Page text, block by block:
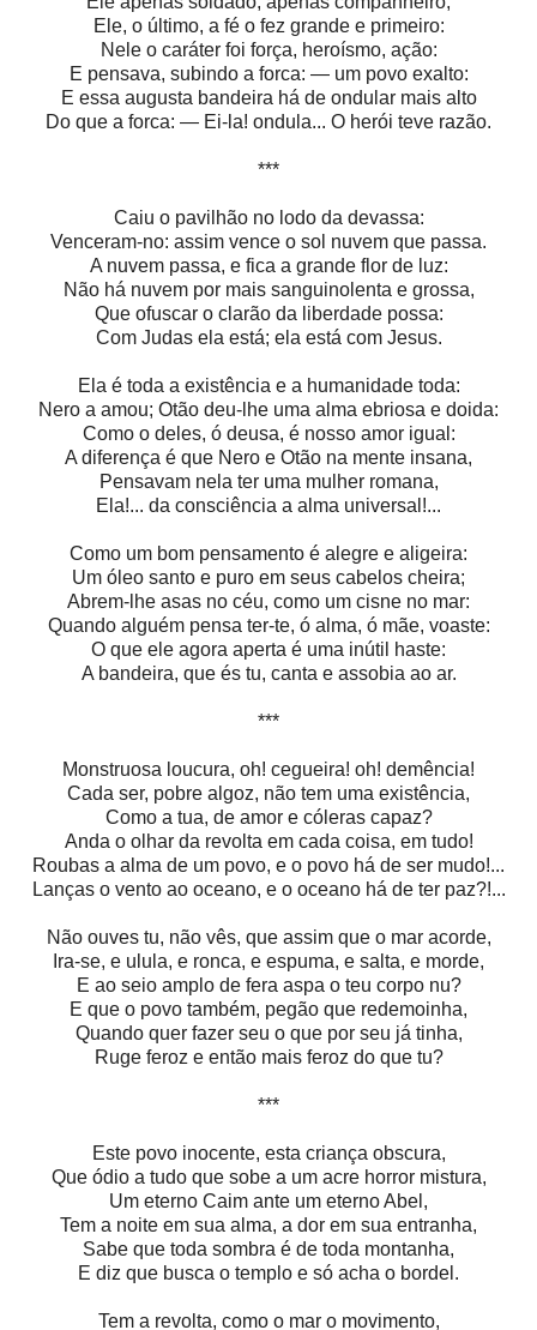
Ele, o último, a fé o fez grande e primeiro:
Nele o caráter foi força, heroísmo, ação:
E pensava, subindo a forca: — um povo exalto:
E essa augusta bandeira há de ondular mais alto
Do que a forca: — Ei-la! ondula... O herói teve razão.
***
Caiu o pavilhão no lodo da devassa:
Venceram-no: assim vence o sol nuvem que passa.
A nuvem passa, e fica a grande flor de luz:
Não há nuvem por mais sanguinolenta e grossa,
Que ofuscar o clarão da liberdade possa:
Com Judas ela está; ela está com Jesus.
Ela é toda a existência e a humanidade toda:
Nero a amou; Otão deu-lhe uma alma ebriosa e doida:
Como o deles, ó deusa, é nosso amor igual:
A diferença é que Nero e Otão na mente insana,
Pensavam nela ter uma mulher romana,
Ela!... da consciência a alma universal!...
Como um bom pensamento é alegre e aligeira:
Um óleo santo e puro em seus cabelos cheira;
Abrem-lhe asas no céu, como um cisne no mar:
Quando alguém pensa ter-te, ó alma, ó mãe, voaste:
O que ele agora aperta é uma inútil haste:
A bandeira, que és tu, canta e assobia ao ar.
***
Monstruosa loucura, oh! cegueira! oh! demência!
Cada ser, pobre algoz, não tem uma existência,
Como a tua, de amor e cóleras capaz?
Anda o olhar da revolta em cada coisa, em tudo!
Roubas a alma de um povo, e o povo há de ser mudo!...
Lanças o vento ao oceano, e o oceano há de ter paz?!...
Não ouves tu, não vês, que assim que o mar acorde,
Ira-se, e ulula, e ronca, e espuma, e salta, e morde,
E ao seio amplo de fera aspa o teu corpo nu?
E que o povo também, pegão que redemoinha,
Quando quer fazer seu o que por seu já tinha,
Ruge feroz e então mais feroz do que tu?
***
Este povo inocente, esta criança obscura,
Que ódio a tudo que sobe a um acre horror mistura,
Um eterno Caim ante um eterno Abel,
Tem a noite em sua alma, a dor em sua entranha,
Sabe que toda sombra é de toda montanha,
E diz que busca o templo e só acha o bordel.
Tem a revolta, como o mar o movimento,